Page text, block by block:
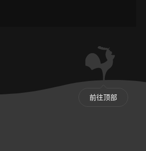
前往顶部